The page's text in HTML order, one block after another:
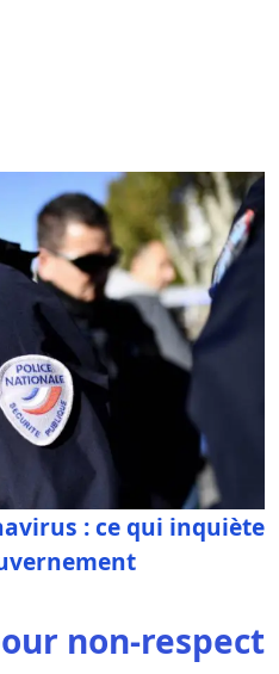
: ce qui inquiète
non-respect